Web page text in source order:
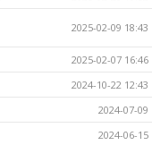
2025-02-09 18:43
2025-02-07 16:46
2024-10-22 12:43
2024-07-09
2024-06-15